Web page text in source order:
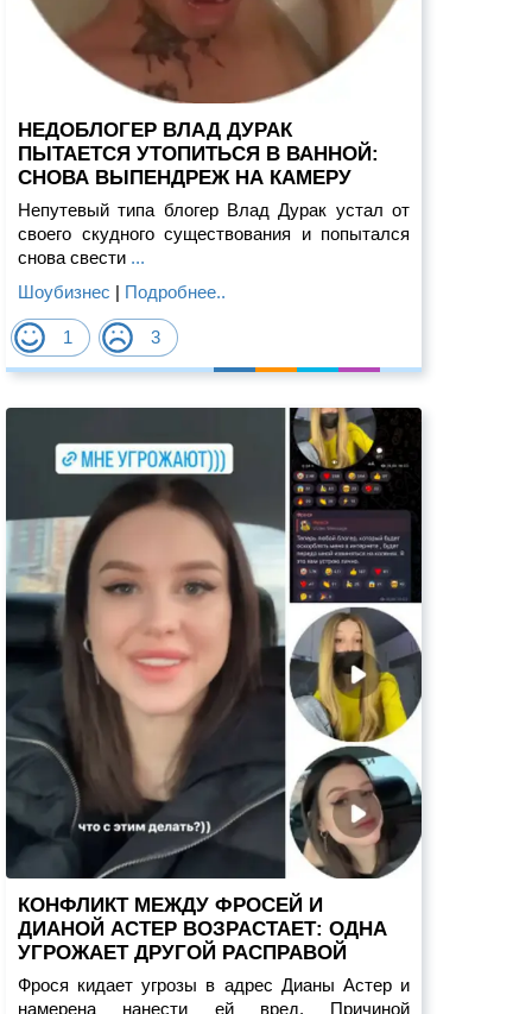
НЕДОБЛОГЕР ВЛАД ДУРАК
ПЫТАЕТСЯ УТОПИТЬСЯ В ВАННОЙ:
СНОВА ВЫПЕНДРЕЖ НА КАМЕРУ
Непутевый типа блогер Влад Дурак устал от
своего скудного существования и попытался
снова свести ...
Шоубизнес | Подробнее..
1 3
КОНФЛИКТ МЕЖДУ ФРОСЕЙ И
ДИАНОЙ АСТЕР ВОЗРАСТАЕТ: ОДНА
УГРОЖАЕТ ДРУГОЙ РАСПРАВОЙ
Фрося кидает угрозы в адрес Дианы Астер и
намерена нанести ей вред. Причиной